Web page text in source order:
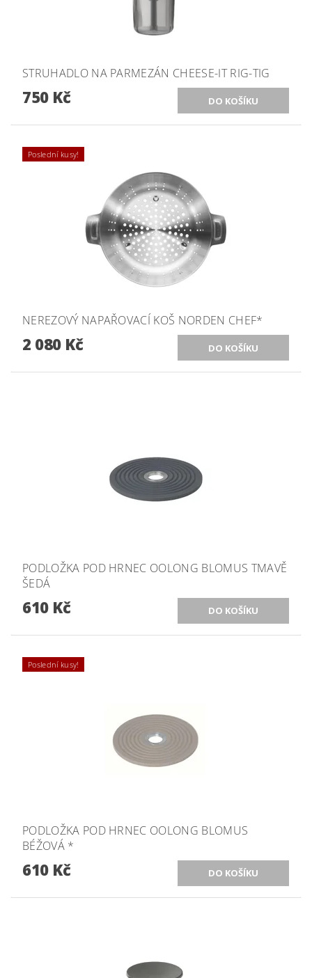
STRUHADLO NA PARMEZÁN CHEESE-IT RIG-TIG
750 Kč
Poslední kusy!
NEREZOVÝ NAPAŘOVACÍ KOŠ NORDEN CHEF*
2 080 Kč
PODLOŽKA POD HRNEC OOLONG BLOMUS TMAVĚ
ŠEDÁ
610 Kč
Poslední kusy!
PODLOŽKA POD HRNEC OOLONG BLOMUS
BÉŽOVÁ *
610 Kč